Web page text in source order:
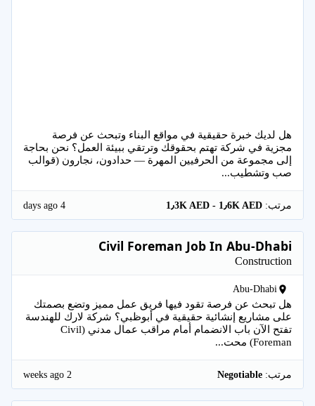
هل لديك خبرة حقيقية في مواقع البناء وتبحث عن فرصة
مجزية في شركة تهتم بحقوقك وترتقي ببيئة العمل؟ نحن بحاجة
إلى مجموعة من الحرفيين المهرة — حدادون، نجارون (قوالب
صب وتشطيب...
مرتب: 4 days ago
Civil Foreman Job In Abu-Dhabi
Construction
Abu-Dhabi
هل تبحث عن فرصة تقود فيها فريق عمل مميز وتضع بصمتك
على مشاريع إنشائية حقيقية في أبوظبي؟ شركة لارك للهندسة
تفتح الآن باب الانضمام أمام مراقب عمال مدني (Civil
Foreman) محت...
مرتب: 2 weeks ago